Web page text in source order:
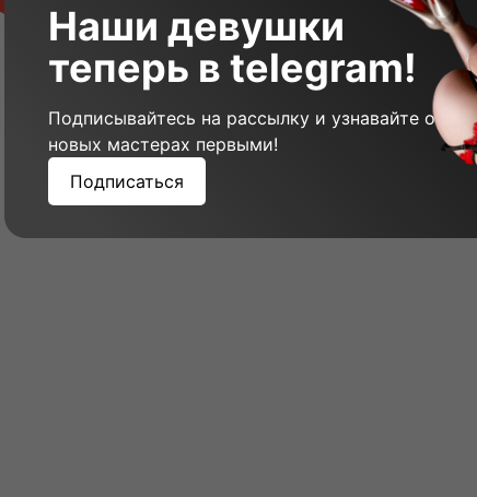
Наши девушки
теперь в telegram!
Подписывайтесь на рассылку и узнавайте о
новых мастерах первыми!
Подписаться